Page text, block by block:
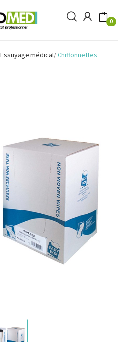
0
Essuyage médical Chiffonnettes